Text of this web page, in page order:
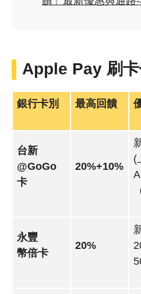
Apple Pay 刷
銀行卡別 最高回饋
台新
@GoGo
卡
20%+10%
(
永豐
幣倍卡
20%